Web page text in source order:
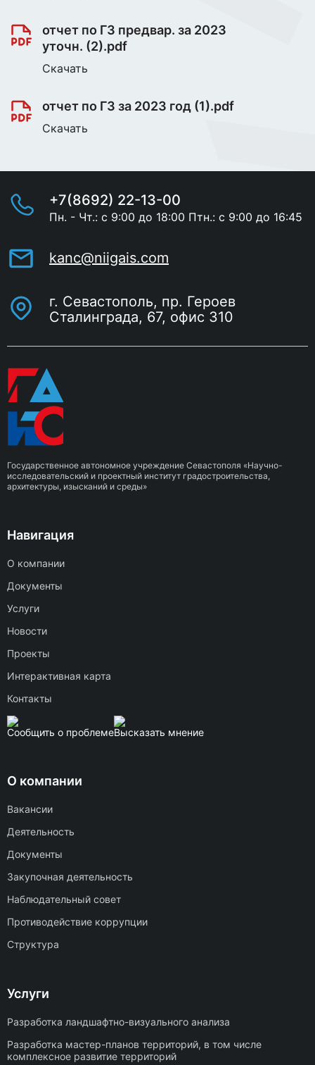
отчет по ГЗ предвар. за 2023
уточн. (2).pdf
Скачать
отчет по ГЗ за 2023 год (1).pdf
Скачать
+7(8692) 22-13-00
Пн. - Чт.: с 9:00 до 18:00 Птн.: с 9:00 до 16:45
kanc@niigais.com
г. Севастополь, пр. Героев
Сталинграда, 67, офис 310
Государственное автономное учреждение Севастополя «Научно-
исследовательский и проектный институт градостроительства,
архитектуры, изысканий и среды»
Навигация
О компании
Документы
Услуги
Новости
Проекты
Интерактивная карта
Контакты
Сообщить о проблемеВысказать мнение
О компании
Вакансии
Деятельность
Документы
Закупочная деятельность
Наблюдательный совет
Противодействие коррупции
Структура
Услуги
Разработка ландшафтно-визуального анализа
Разработка мастер-планов территорий, в том числе
комплексное развитие территорий